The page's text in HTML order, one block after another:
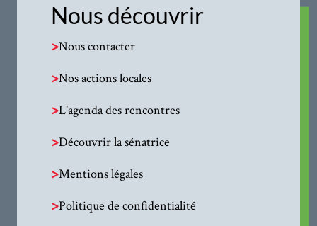
Nous découvrir
>Nous contacter
>Nos actions locales
>L'agenda des rencontres
>Découvrir la sénatrice
>Mentions légales
>Politique de confidentialité